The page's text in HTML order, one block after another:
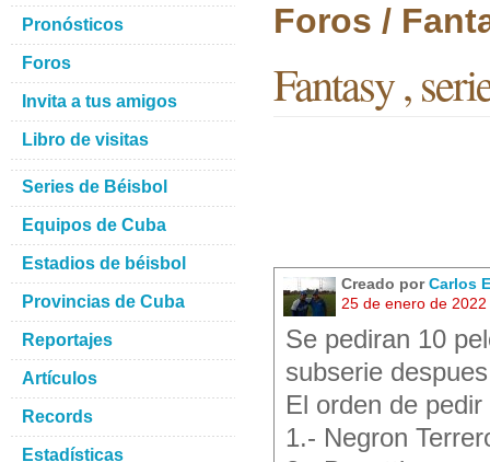
Foros /
Fantasy ,
Creado porCarlos
25 de enero de
Se pediran 10
subserie
El orden de pedir
1.- Negron
Pronósticos
Foros
Invita a tus amigos
Libro de visitas
Series de Béisbol
Equipos de Cuba
Estadios de béisbol
Provincias de Cuba
Reportajes
Artículos
Records
Estadísticas